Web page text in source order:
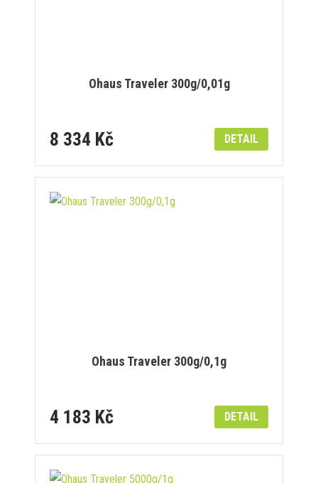
Ohaus Traveler 300g/0,01g
8 334 Kč DETAIL
Ohaus Traveler 300g/0,1g
4 183 Kč DETAIL